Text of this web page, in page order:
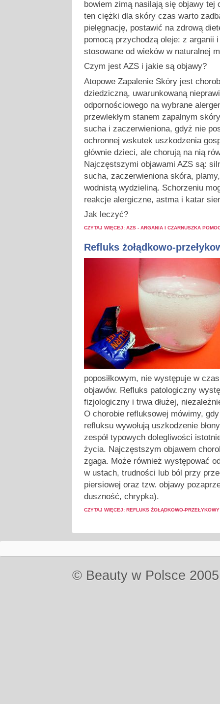
bowiem zimą nasilają się objawy tej
ten ciężki dla skóry czas warto
pielęgnację, postawić na zdrową
pomocą przychodzą oleje: z arganii
stosowane od wieków w naturalnej
Czym jest AZS i jakie są objawy?
Atopowe Zapalenie Skóry jest
dziedziczną, uwarunkowaną
odpornościowego na wybrane
przewlekłym stanem zapalnym
sucha i zaczerwieniona, gdyż nie
ochronnej wskutek uszkodzenia
głównie dzieci, ale chorują na nią
Najczęstszymi objawami AZS są:
sucha, zaczerwieniona skóra,
wodnistą wydzieliną. Schorzeniu
reakcje alergiczne, astma i katar
Jak leczyć?
CZYTAJ WIĘCEJ: AZS - ARGANIA I CZARNUSZKA
Refluks żołądkowo-
poposiłkowym, nie występuje w
objawów. Refluks patologiczny
fizjologiczny i trwa dłużej,
O chorobie refluksowej mówimy,
refluksu wywołują uszkodzenie
zespół typowych dolegliwości
życia. Najczęstszym objawem
zgaga. Może również występować
w ustach, trudności lub ból przy
piersiowej oraz tzw. objawy
duszność, chrypka).
CZYTAJ WIĘCEJ: REFLUKS ŻOŁĄDKOWO-PRZEŁYKOWY
© Beauty w Polsce